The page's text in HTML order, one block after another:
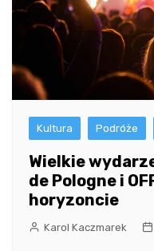
Kultura Podróże
Wielkie
de Pologne i
horyzoncie
Karol Kaczmarek